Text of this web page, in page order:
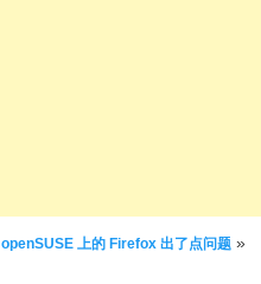
openSUSE 上的 Firefox 出了点问题»